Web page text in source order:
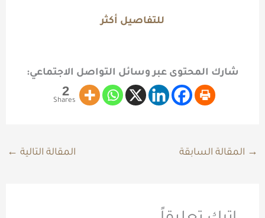
للتفاصيل أكثر
شارك المحتوى عبر وسائل التواصل الاجتماعي:
2
Shares
→ المقالة السابقة المقالة التالية ←